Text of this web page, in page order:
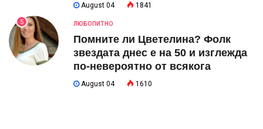
August 04 1841
5 ЛЮБОПИТНО
Помните ли Цветелина? Фолк
звездата днес е на 50 и изглежда
по-невероятно от всякога
August 04 1610